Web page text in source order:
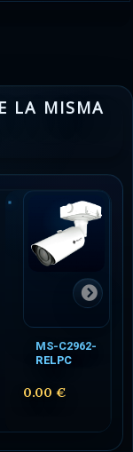
LA MISMA
MS-C2962-
RELPC
0.00 €